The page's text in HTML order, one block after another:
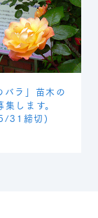
バラ」苗木の
集します。
31締切)